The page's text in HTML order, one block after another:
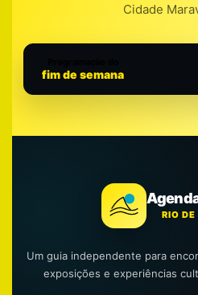
Cidade
fim de semana
RIO
Um guia independente para
exposições e experiências